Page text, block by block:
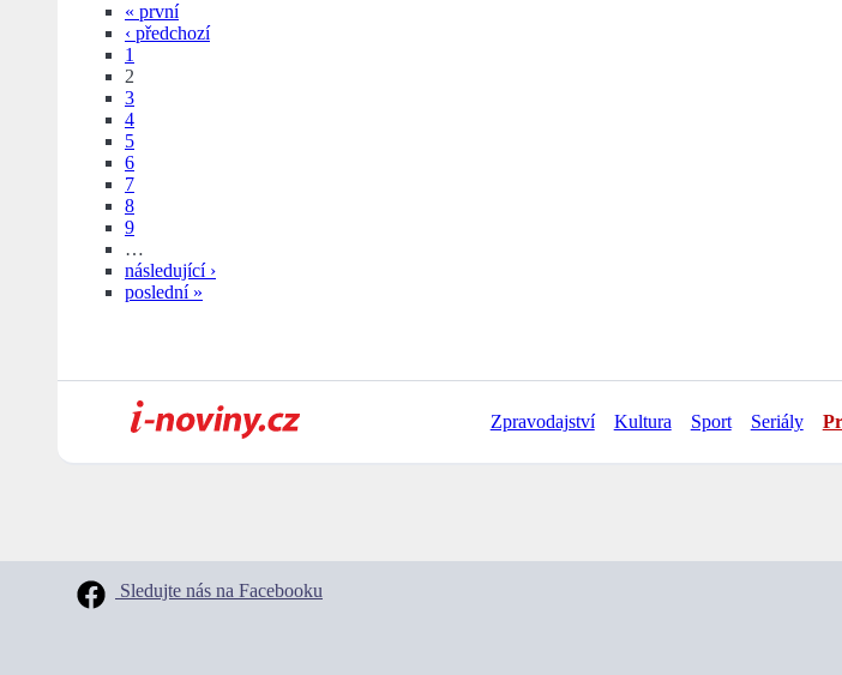
« první
‹ předchozí
1
2
3
4
5
6
7
8
9
…
následující ›
poslední »
Zpravodajství Kultura Sport Seriály
Sledujte nás na Facebooku